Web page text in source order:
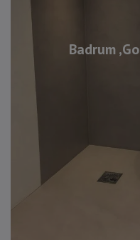
Badrum